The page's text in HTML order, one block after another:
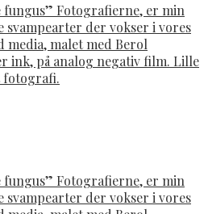
Fotografierne, er min
der vokser i vores
media, malet med Berol
ink, på analog negativ film. Lille
Fotografierne, er min
der vokser i vores